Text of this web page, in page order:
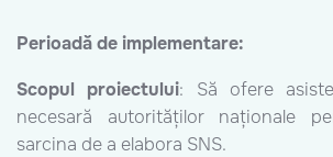
Perioadă de implementare:
Scopul proiectului: Să ofere
necesară autorităților naționale
sarcina de a elabora SNS.